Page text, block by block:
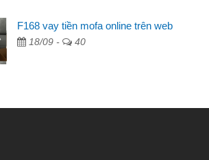
trả
F168 vay tiền mofa online trên web
18/09 - 40